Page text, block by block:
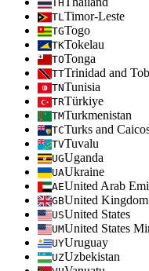
TH
TLTimor-Leste
TGTogo
TKTokelau
TOTonga
TTTrinidad and
TNTunisia
TRTürkiye
TMTurkmenistan
TCTurks and
TVTuvalu
UGUganda
UAUkraine
AEUnited Arab
GBUnited Kingdom
USUnited States
UMUnited States
UYUruguay
UZUzbekistan